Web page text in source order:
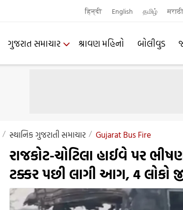
हिन्दी English தமிழ்
ગુજરાત સમાચાર શ્રાવણ મહિનો બોલીવુડ
સ્થાનિક ગુજરાતી સમાચાર Gujarat Bus Fire
રાજકોટ-ચોટિલા હાઈવે પર
ટક્કર પછી લાગી આગ, 4 લોકો